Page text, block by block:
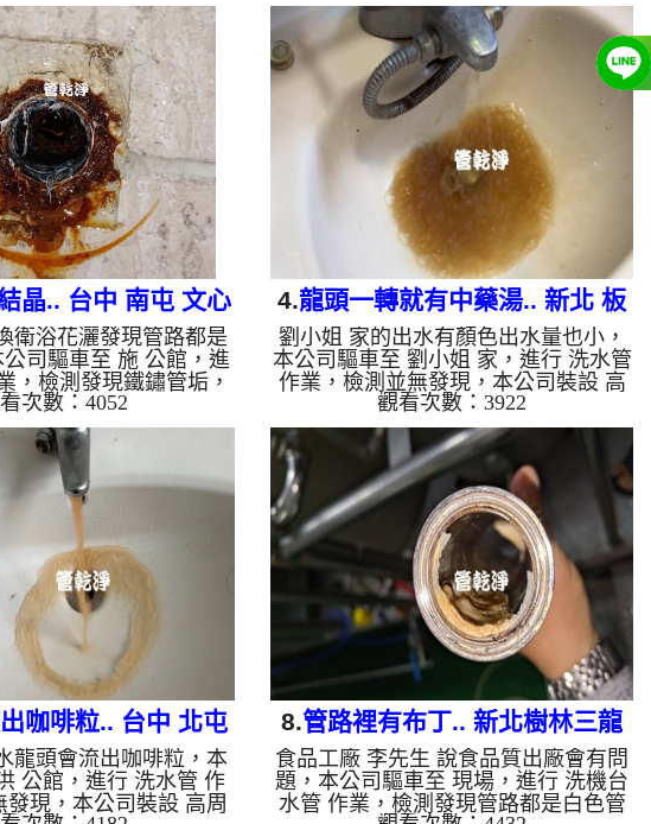
晶.. 台中 南屯 文心
路 洗水管
衛浴花灑發現管路都是
司驅車至 施 公館，進
，檢測發現鐵鏽管垢，
周波水管清洗機，灌入
，等了約15分，開啟 水
螺旋波 模式，一洗水
顏色越來越深，二個多
乾淨出水量恢復了。 如
管老化，會產生鐵鏽跟
來的水就會是咖啡色，
錳，管壁上會結成黑色
水會跟石油一樣黑，有
，是因為裡面有銅的物
綠，如是藍色的水，是
因為...
次數：4052
4.龍頭一轉就有中藥湯.. 新北 板
橋 沙崙街 清洗水管
劉小姐 家的出水有顏色出水量也小，
本公司驅車至 劉小姐 家，進行 洗水管
作業，檢測並無發現，本公司裝設 高
周波水管清洗機，灌入 檸檬酸 至水
管，等了約15分，開啟 水管清洗機 ，
啟動 螺旋波 模式，一洗水管就流出土
色髒水，看起來跟中藥湯一樣，二個多
小時後，出水乾淨出水量也變大了。
如是自來水，如水管老化，會產生鐵鏽
跟泥沙堆積，洗出來的水就會是咖啡
色，地下水含有氧化錳，管壁上會結成
黑色管垢，洗出來的水會跟石油一樣
黑，有些洗出綠色的水，是因為裡面有
銅的物質，生鏽產生銅綠，如是藍色的
水，是因為...
觀看次數：3922
咖啡粒.. 台中 北屯
路 水管清洗
龍頭會流出咖啡粒，本
公館，進行 洗水管 作
發現，本公司裝設 高周
8.管路裡有布丁.. 新北樹林三龍
街 洗工廠管路
食品工廠 李先生 說食品質出廠會有問
題，本公司驅車至 現場，進行 洗機台
水管 作業，檢測發現管路都是白色管